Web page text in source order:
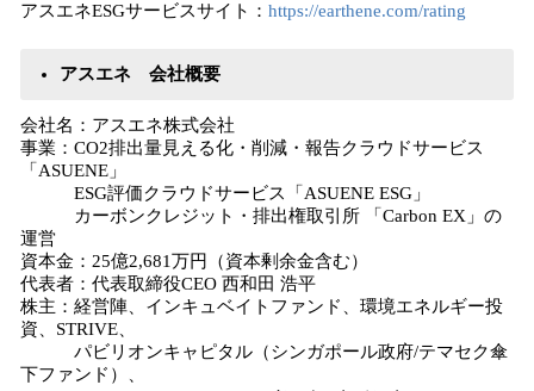
アスエネESGサービスサイト： https://earthene.com/rating
アスエネ 会社概要
会社名：アスエネ株式会社
事業：CO2排出量見える化・削減・報告クラウドサービス
「ASUENE」
ESG評価クラウドサービス「ASUENE ESG」
カーボンクレジット・排出権取引所 「Carbon EX」の
運営
資本金：25億2,681万円（資本剰余金含む）
代表者：代表取締役CEO 西和田 浩平
株主：経営陣、インキュベイトファンド、環境エネルギー投
資、STRIVE、
パビリオンキャピタル（シンガポール政府/テマセク傘
下ファンド）、